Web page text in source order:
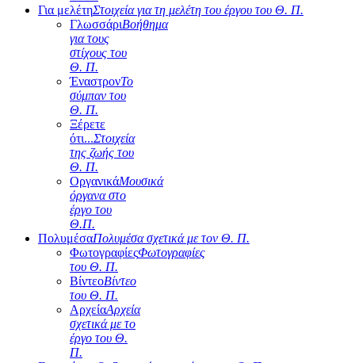
Για μελέτηΣτοιχεία για τη μελέτη του έργου του Θ. Π.
ΓλωσσάριΒοήθημα
για τους
στίχους του
Θ. Π.
ΈναστρονΤο
σύμπαν του
Θ. Π.
Ξέρετε
ότι...Στοιχεία
της ζωής του
Θ. Π.
ΟργανικάΜουσικά
όργανα στο
έργο του
Θ.Π.
ΠολυμέσαΠολυμέσα σχετικά με τον Θ. Π.
ΦωτογραφίεςΦωτογραφίες
του Θ. Π.
ΒίντεοΒίντεο
του Θ. Π.
ΑρχείαΑρχεία
σχετικά με το
έργο του Θ.
Π.